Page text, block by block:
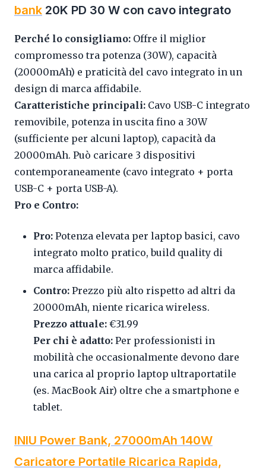
bank 20K PD 30 W con cavo integrato
Perché lo consigliamo: Offre il miglior
compromesso tra potenza (30W), capacità
(20000mAh) e praticità del cavo integrato in un
design di marca affidabile.
Caratteristiche principali: Cavo USB-C integrato
removibile, potenza in uscita fino a 30W
(sufficiente per alcuni laptop), capacità da
20000mAh. Può caricare 3 dispositivi
contemporaneamente (cavo integrato + porta
USB-C + porta USB-A).
Pro e Contro:
Pro: Potenza elevata per laptop basici, cavo
integrato molto pratico, build quality di
marca affidabile.
Contro: Prezzo più alto rispetto ad altri da
20000mAh, niente ricarica wireless.
Prezzo attuale: €31.99
Per chi è adatto: Per professionisti in
mobilità che occasionalmente devono dare
una carica al proprio laptop ultraportatile
(es. MacBook Air) oltre che a smartphone e
tablet.
INIU Power Bank, 27000mAh 140W
Caricatore Portatile Ricarica Rapida,